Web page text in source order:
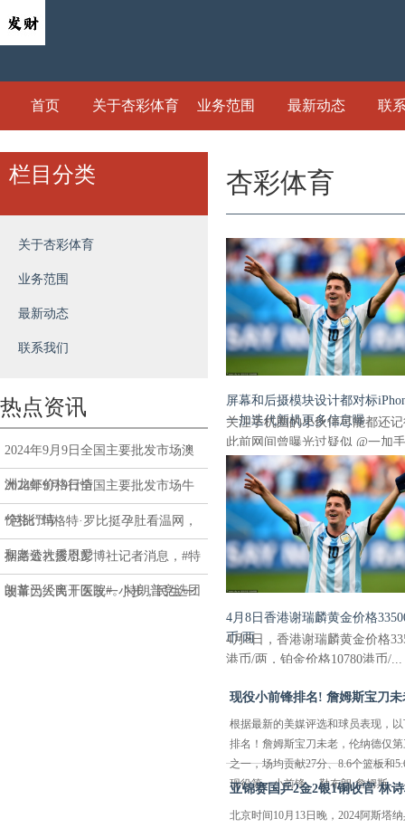
首页 关于杏彩体育 业务范围 最新动态 联
栏目分类
关于杏彩体育
业务范围
最新动态
联系我们
热点资讯
2024年9月9日全国主要批发市场澳
洲龙虾价格行情
2024年9月9日全国主要批发市场牛
价格行情
“芭比”玛格特·罗比挺孕肚看温网，
和老公大秀恩爱
据路透社援引彭博社记者消息，#特
朗普已经离开医院#。特朗普竞选团
改革为人民丨医改一小步，民生一
杏彩体育
屏幕和后摄模块设计都对标
一加迭代新机更多信息曝
关注手机圈的小伙伴可能都还
此前网间曾曝光过疑似 @一加
包括数...
4月8日香港谢瑞麟黄金价格
币/两
4月8日，香港谢瑞麟黄金价格
港币/两，铂金价格10780港币/...
现役小前锋排名! 詹姆斯宝刀
根据最新的美媒评选和球员表现，
排名！詹姆斯宝刀未老，伦纳德仅
之一，场均贡献27分、8.6个篮板和
现役第一小前锋。 勒布朗·詹姆斯...
亚锦赛国乒2金2银1铜收官 林
北京时间10月13日晚，2024阿斯塔